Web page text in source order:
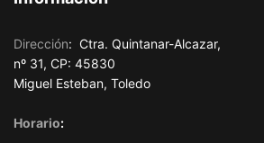
Dirección: Ctra. Quintanar-Alcazar,
nº 31, CP: 45830
Miguel Esteban, Toledo
Horario: